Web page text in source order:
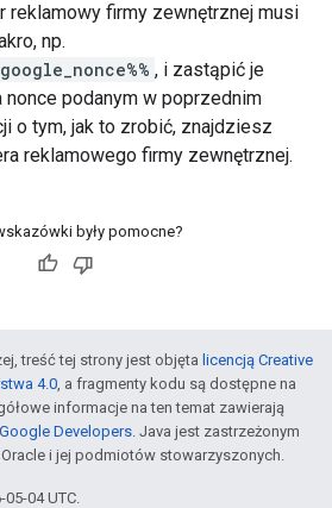
reklamowy firmy zewnętrznej musi
np.
, i zastąpić je
nonce podanym w poprzednim
o tym, jak to zrobić, znajdziesz
reklamowego firmy zewnętrznej.
były pomocne?
treść tej strony jest objęta licencją Creative
4.0, a fragmenty kodu są dostępne na
informacje na ten temat zawierają
Developers. Java jest zastrzeżonym
i jej podmiotów stowarzyszonych.
04 UTC.